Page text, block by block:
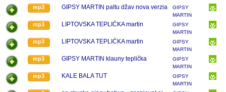
TEPLIČKA
KLAUNI
mp3 GIPSY MARTIN paltu džav nova verzia
GIPSY
MARTIN
TEPLIČKA
KLAUNI
mp3 LIPTOVSKA TEPLIČKA martin
GIPSY
MARTIN
TEPLIČKA
KLAUNI
mp3 LIPTOVSKA TEPLIČKA martin
GIPSY
MARTIN
TEPLIČKA
KLAUNI
mp3 GIPSY MARTIN klauny teplička
GIPSY
MARTIN
TEPLIČKA
KLAUNI
mp3 KALE BALA TUT
GIPSY
MARTIN